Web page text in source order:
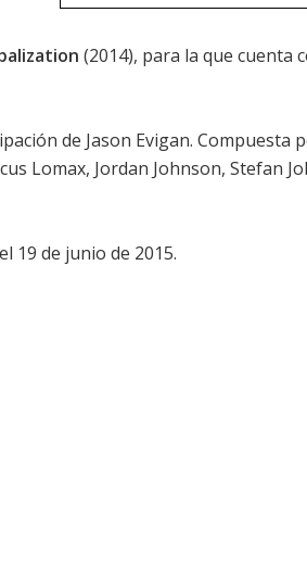
(2014), para la que cuenta
de Jason Evigan. Compuesta
Lomax, Jordan Johnson, Stefan
19 de junio de 2015.